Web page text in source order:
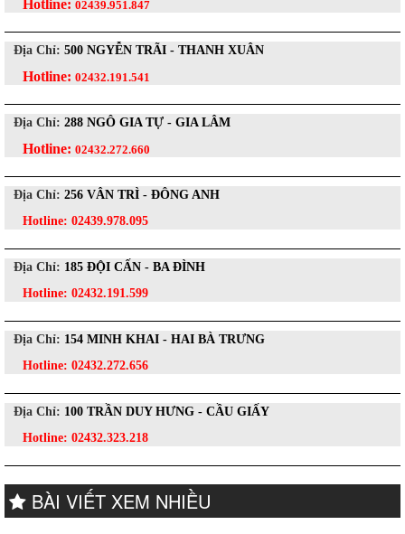
Hotline: 02439.951.847
Địa Chỉ: 500 NGYỄN TRÃI - THANH XUÂN
Hotline: 02432.191.541
Địa Chỉ: 288 NGÔ GIA TỰ - GIA LÂM
Hotline: 02432.272.660
Địa Chỉ: 256 VÂN TRÌ - ĐÔNG ANH
Hotline: 02439.978.095
Địa Chỉ: 185 ĐỘI CẤN - BA ĐÌNH
Hotline: 02432.191.599
Địa Chỉ: 154 MINH KHAI - HAI BÀ TRƯNG
Hotline: 02432.272.656
Địa Chỉ: 100 TRẦN DUY HƯNG - CẦU GIẤY
Hotline: 02432.323.218
BÀI VIẾT XEM NHIỀU